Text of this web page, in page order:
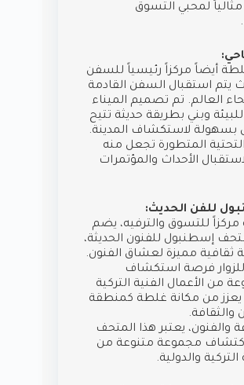
لمحبي التسوق
أيضاً مركزاً رئيسياً للسفن
يتم استقبال السفن القادمة
العالم. تم تصميم الميناء
وبني بطريقة حديثة تتيح
بسهولة لاستكشاف المدينة.
التحتية المتطورة تجعل منه
الأحداث والمؤتمرات
للفن الحديث:
مركزاً للتسوق والترفيه، يضم
إسطنبول للفنون الحديثة،
ثقافية مميزة لعشاق الفنون.
فرصة استكشاف
من الأعمال الفنية التركية
يعزز من مكانة غلطة كمنطقة
والثقافة.
والفنون، يعتبر هذا المتحف
مجموعة متنوعة من
التركية والدولية.